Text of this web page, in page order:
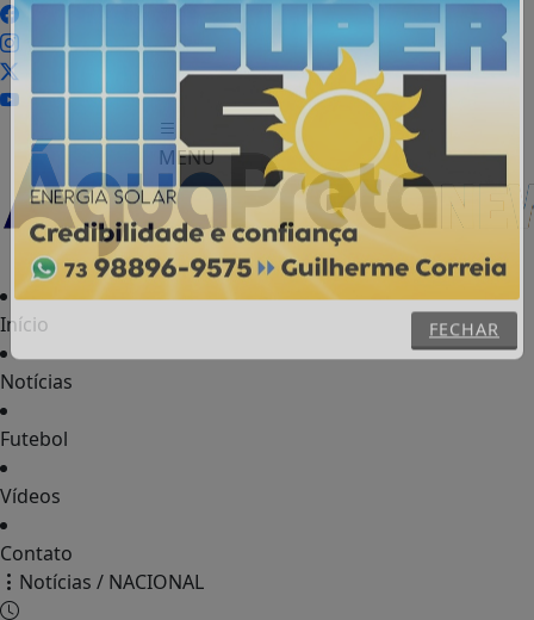
MENU
Início
Notícias
Futebol
Vídeos
Contato
FECHAR
Notícias / NACIONAL